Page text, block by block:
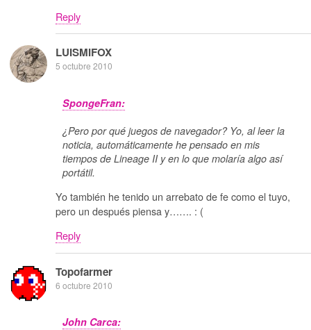
Reply
LUISMIFOX
5 octubre 2010
SpongeFran:
¿Pero por qué juegos de navegador? Yo, al leer la
noticia, automáticamente he pensado en mis
tiempos de Lineage II y en lo que molaría algo así
portátil.
Yo también he tenido un arrebato de fe como el tuyo,
pero un después piensa y……. : (
Reply
Topofarmer
6 octubre 2010
John Carca: